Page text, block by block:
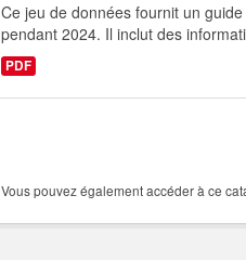
Ce jeu de données fournit un
pendant 2024. Il inclut des
PDF
Vous pouvez également accéder à ce